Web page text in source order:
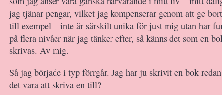
jag tjänar pengar, vilket jag kompenserar genom att ge
till exempel – inte är särskilt unika för just mig utan har
på flera nivåer när jag tänker efter, så känns det som en
skrivas. Av mig.
Så jag började i typ förrgår. Jag har ju skrivit en bok
det vara att skriva en till?